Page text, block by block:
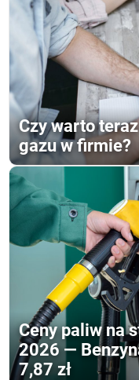
Czy warto
gazu w firmie?
Ceny paliw na
2026 —
7,87 zł